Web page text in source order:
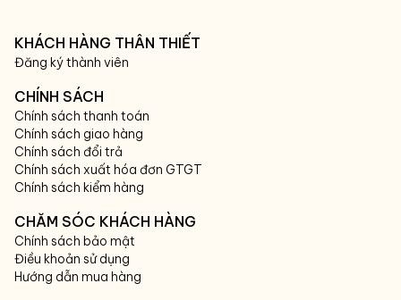
KHÁCH HÀNG THÂN THIẾT
Đăng ký thành viên
CHÍNH SÁCH
Chính sách thanh toán
Chính sách giao hàng
Chính sách đổi trả
Chính sách xuất hóa đơn GTGT
Chính sách kiểm hàng
CHĂM SÓC KHÁCH HÀNG
Chính sách bảo mật
Điều khoản sử dụng
Hướng dẫn mua hàng